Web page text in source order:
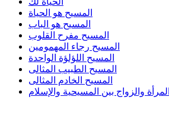
المسيح هو الحياة
المسيح هو الباب
المسيح مفرح القلوب
المسيح رجاء المهمومين
المسيح اللؤلؤة الواحدة
المسيح الطبيب المثالى
المسيح الخادم المثالى
المرأة والزواج بين المسيحية والإسلام